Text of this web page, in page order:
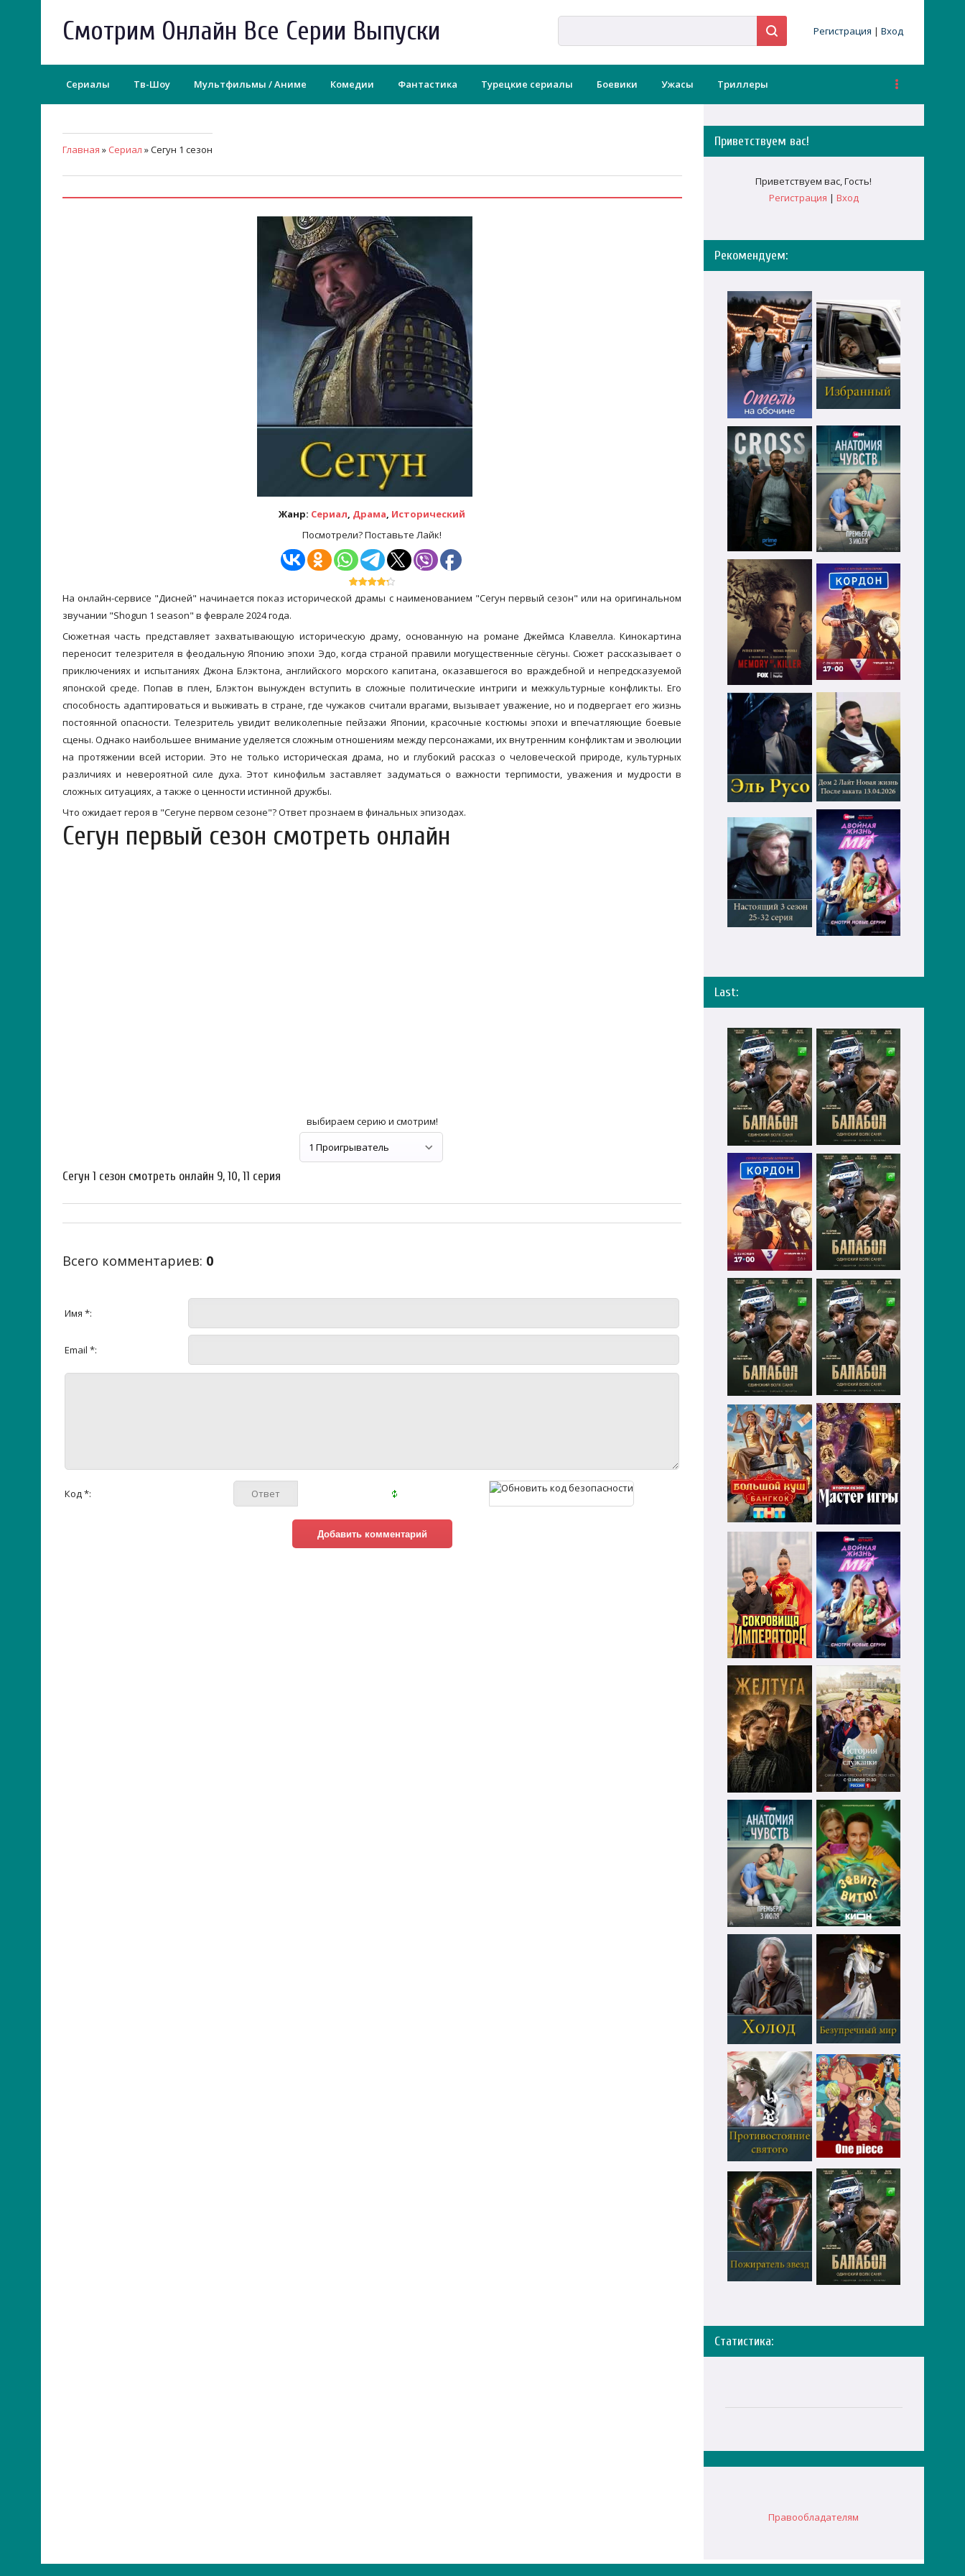
Смотрим Онлайн Все Серии Выпуски Регистрация | Вход
Сериалы Тв-Шоу Мультфильмы / Аниме Комедии Фантастика Турецкие сериалы Боевики Ужасы Триллеры
Главная » Сериал » Сегун 1 сезон
Жанр: Сериал, Драма, Исторический
Посмотрели? Поставьте Лайк!
На онлайн-сервисе "Дисней" начинается показ исторической драмы с наименованием "Сегун первый сезон" или на оригинальном
звучании "Shogun 1 season" в феврале 2024 года.
Сюжетная часть представляет захватывающую историческую драму, основанную на романе Джеймса Клавелла. Кинокартина
переносит телезрителя в феодальную Японию эпохи Эдо, когда страной правили могущественные сёгуны. Сюжет рассказывает о
приключениях и испытаниях Джона Блэктона, английского морского капитана, оказавшегося во враждебной и непредсказуемой
японской среде. Попав в плен, Блэктон вынужден вступить в сложные политические интриги и межкультурные конфликты. Его
способность адаптироваться и выживать в стране, где чужаков считали врагами, вызывает уважение, но и подвергает его жизнь
постоянной опасности. Телезритель увидит великолепные пейзажи Японии, красочные костюмы эпохи и впечатляющие боевые
сцены. Однако наибольшее внимание уделяется сложным отношениям между персонажами, их внутренним конфликтам и эволюции
на протяжении всей истории. Это не только историческая драма, но и глубокий рассказ о человеческой природе, культурных
различиях и невероятной силе духа. Этот кинофильм заставляет задуматься о важности терпимости, уважения и мудрости в
сложных ситуациях, а также о ценности истинной дружбы.
Что ожидает героя в "Сегуне первом сезоне"? Ответ прознаем в финальных эпизодах.
Сегун первый сезон смотреть онлайн
выбираем серию и смотрим!
Сегун 1 сезон смотреть онлайн 9, 10, 11 серия
Всего комментариев: 0
Имя *:
Email *:
Код *:
Приветствуем вас!
Приветствуем вас,Гость!
Регистрация | Вход
Рекомендуем:
Last:
Статистика:
Правообладателям